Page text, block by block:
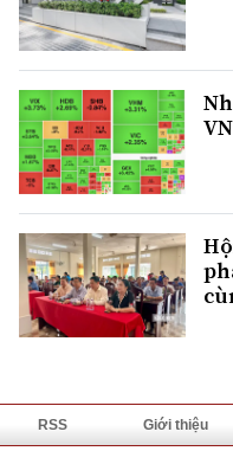
RSS Giới thiệu